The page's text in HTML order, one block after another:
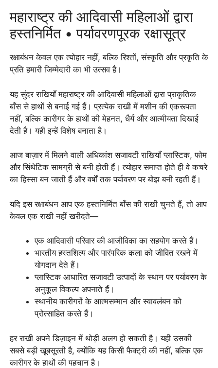
महाराष्ट्र की आदिवासी महिलाओं द्वारा
हस्तनिर्मित • पर्यावरणपूरक रक्षासूत्र
रक्षाबंधन केवल एक त्योहार नहीं, बल्कि रिश्तों, संस्कृति और प्रकृति के
प्रति हमारी जिम्मेदारी का भी उत्सव है।
यह सुंदर राखियाँ महाराष्ट्र की आदिवासी महिलाओं द्वारा प्राकृतिक
बाँस से हाथों से बनाई गई हैं। प्रत्येक राखी में मशीन की एकरूपता
नहीं, बल्कि कारीगर के हाथों की मेहनत, धैर्य और आत्मीयता दिखाई
देती है। यही इन्हें विशेष बनाता है।
आज बाज़ार में मिलने वाली अधिकांश सजावटी राखियाँ प्लास्टिक, फोम
और सिंथेटिक सामग्री से बनी होती हैं। त्योहार समाप्त होते ही वे कचरे
का हिस्सा बन जाती हैं और वर्षों तक पर्यावरण पर बोझ बनी रहती हैं।
यदि इस रक्षाबंधन आप एक हस्तनिर्मित बाँस की राखी चुनते हैं, तो आप
केवल एक राखी नहीं खरीदते—
एक आदिवासी परिवार की आजीविका का सहयोग करते हैं।
भारतीय हस्तशिल्प और पारंपरिक कला को जीवित रखने में
योगदान देते हैं।
प्लास्टिक आधारित सजावटी उत्पादों के स्थान पर पर्यावरण के
अनुकूल विकल्प अपनाते हैं।
स्थानीय कारीगरों के आत्मसम्मान और स्वावलंबन को
प्रोत्साहित करते हैं।
हर राखी अपने डिज़ाइन में थोड़ी अलग हो सकती है। यही उसकी
सबसे बड़ी खूबसूरती है, क्योंकि यह किसी फैक्ट्री की नहीं, बल्कि एक
कारीगर के हाथों की पहचान है।